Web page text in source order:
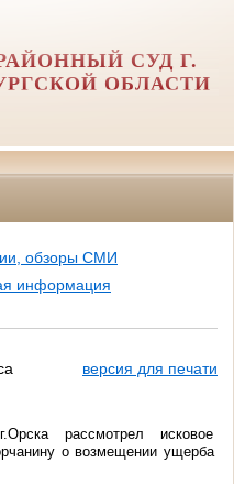
СУД Г.
ОБЛАСТИ
обзоры СМИ
информация
версия для печати
рассмотрел исковое
о возмещении ущерба